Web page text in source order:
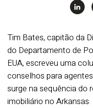
Tim Bates, capitão da
do Departamento de
EUA, escreveu uma
conselhos para
surge na sequência do
imobiliário no Arkansas.